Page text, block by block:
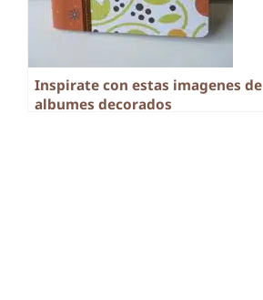
Inspirate con estas imagenes de
albumes decorados